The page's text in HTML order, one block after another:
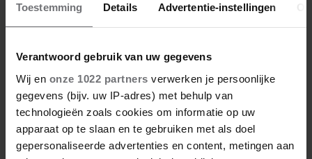
Toestemming Details Advertentie-instellingen
Verantwoord gebruik van uw gegevens
Wij en onze 1022 partners verwerken je persoonlijke
gegevens (bijv. uw IP-adres) met behulp van
technologieën zoals cookies om informatie op uw
apparaat op te slaan en te gebruiken met als doel
gepersonaliseerde advertenties en content, metingen aan
Heb je na je 40e meer eiwitten